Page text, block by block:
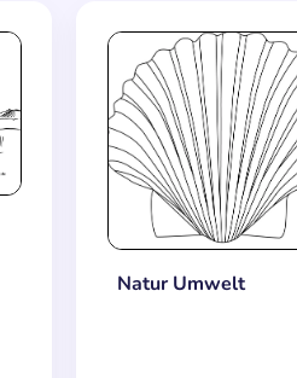
Natur Umwelt